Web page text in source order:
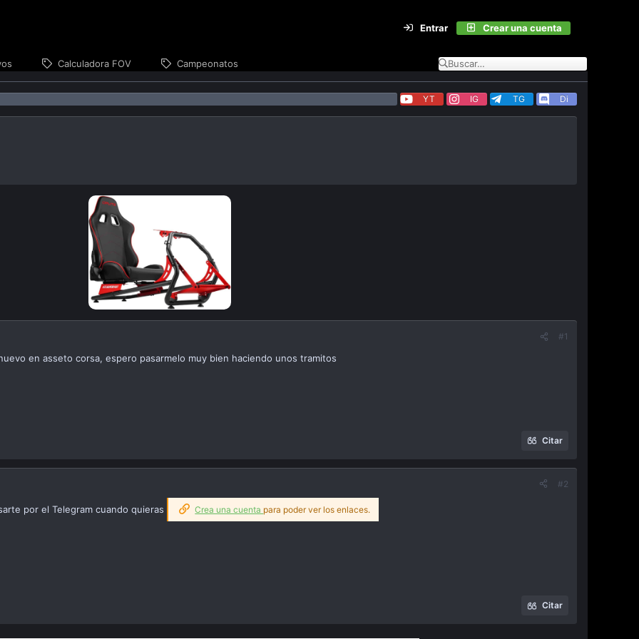
Entrar Crear una cuenta
Calculadora FOV Campeonatos
YT IG TG Di
#1
en asseto corsa, espero pasarmelo muy bien haciendo unos tramitos
Citar
#2
por el Telegram cuando quieras Crea una cuenta para poder ver los enlaces.
Citar